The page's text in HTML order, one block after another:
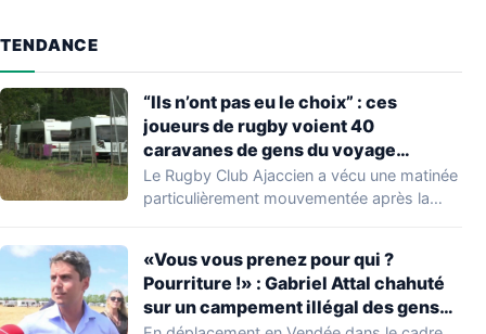
TENDANCE
“Ils n’ont pas eu le choix” : ces
joueurs de rugby voient 40
caravanes de gens du voyage
s’installer dans leur stade, ils les
délogent en moins d’1 heure
Le Rugby Club Ajaccien a vécu une matinée
particulièrement mouvementée après la
«Vous vous prenez pour qui ?
Pourriture !» : Gabriel Attal chahuté
sur un campement illégal des gens